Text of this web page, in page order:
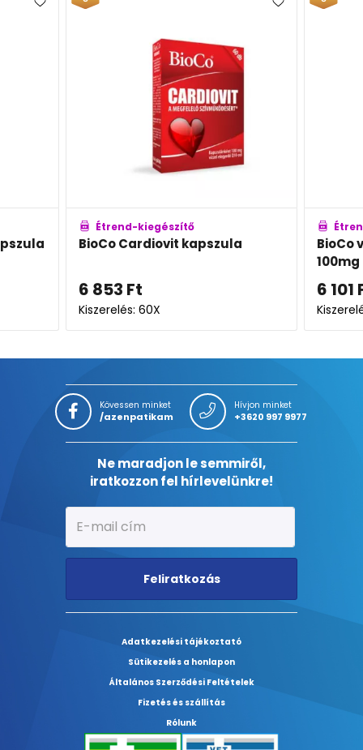
Étrend-kiegészítő
BioCo Cardiovit kapszula
6 853 Ft
Kiszerelés: 60X
BioCo
6 101
Kövessen minket
/azenpatikam
Hívjon minket
+3620 997 9977
Ne maradjon le semmiről,
iratkozzon fel hírlevelünkre!
Feliratkozás
Adatkezelési tájékoztató
Sütikezelés a honlapon
Általános Szerződési Feltételek
Fizetés és szállítás
Rólunk